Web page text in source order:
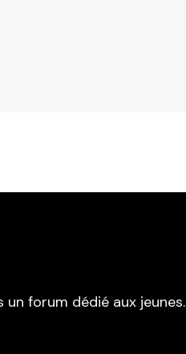
forum dédié aux jeunes.